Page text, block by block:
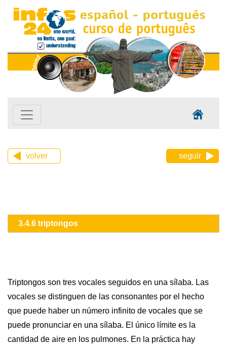
volver seguir
3.4.6 triptongos
Triptongos son tres vocales seguidos en una sílaba. Las
vocales se distinguen de las consonantes por el hecho
que puede haber un número infinito de vocales que se
puede pronunciar en una sílaba. El único límite es la
cantidad de aire en los pulmones. En la práctica hay